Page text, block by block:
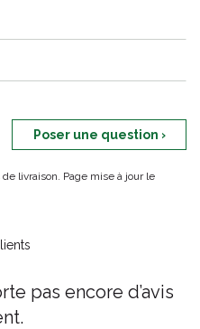
Poser une question ›
livraison. Page mise à jour le
pas encore d’avis